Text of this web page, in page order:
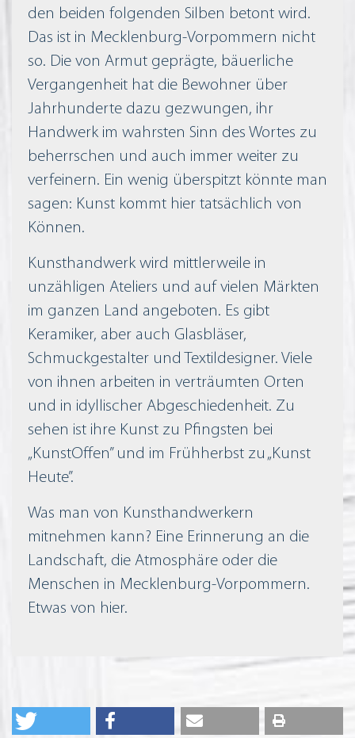
den beiden folgenden Silben betont wird.
Das ist in Mecklenburg-Vorpommern nicht
so. Die von Armut geprägte, bäuerliche
Vergangenheit hat die Bewohner über
Jahrhunderte dazu gezwungen, ihr
Handwerk im wahrsten Sinn des Wortes zu
beherrschen und auch immer weiter zu
verfeinern. Ein wenig überspitzt könnte man
sagen: Kunst kommt hier tatsächlich von
Können.
Kunsthandwerk wird mittlerweile in
unzähligen Ateliers und auf vielen Märkten
im ganzen Land angeboten. Es gibt
Keramiker, aber auch Glasbläser,
Schmuckgestalter und Textildesigner. Viele
von ihnen arbeiten in verträumten Orten
und in idyllischer Abgeschiedenheit. Zu
sehen ist ihre Kunst zu Pfingsten bei
„KunstOffen” und im Frühherbst zu „Kunst
Heute”.
Was man von Kunsthandwerkern
mitnehmen kann? Eine Erinnerung an die
Landschaft, die Atmosphäre oder die
Menschen in Mecklenburg-Vorpommern.
Etwas von hier.